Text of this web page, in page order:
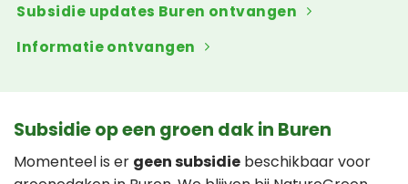
Subsidie updates Buren ontvangen
Informatie ontvangen
Subsidie op een groen dak in Buren
Momenteel is er geen subsidie beschikbaar voor